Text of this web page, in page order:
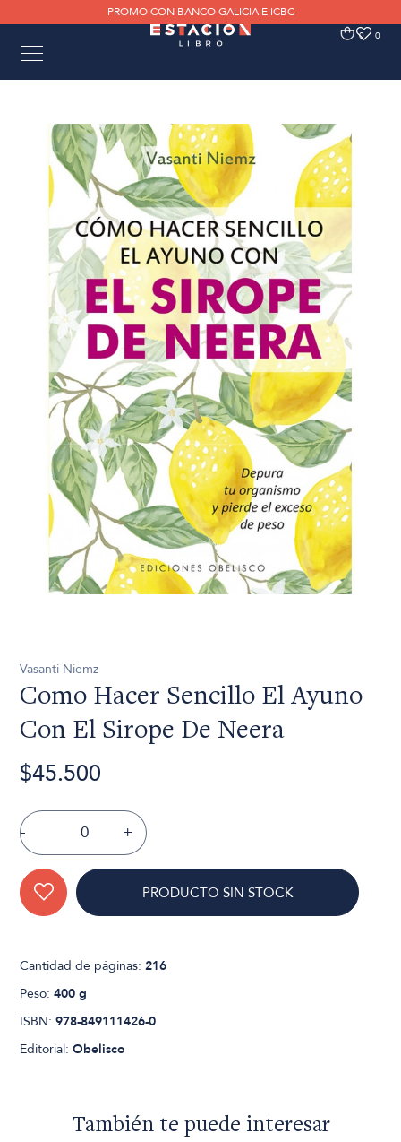
PROMO CON BANCO GALICIA E ICBC
0 0
Vasanti Niemz
Como Hacer Sencillo El Ayuno
Con El Sirope De Neera
$45.500
- +
PRODUCTO SIN STOCK
Cantidad de páginas:216
Peso:400 g
ISBN:978-849111426-0
Editorial:Obelisco
También te puede interesar